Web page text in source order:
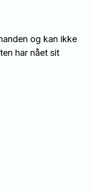
og kan ikke
har nået sit